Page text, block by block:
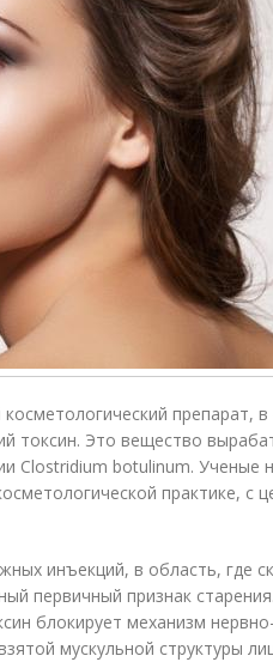
препарат,
токсин. Это ве­щес­тво
Clostridium botulinum. Ученые
практике, с
инъекций, в область, где
первичный признак
блокирует механизм
мускульной структуры